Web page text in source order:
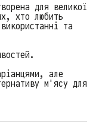
для великої
хто любить
та
але
м'ясу для